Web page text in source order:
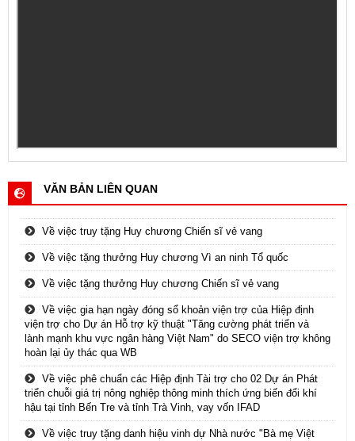
VĂN BẢN LIÊN QUAN
Về việc truy tặng Huy chương Chiến sĩ vẻ vang
Về việc tặng thưởng Huy chương Vì an ninh Tổ quốc
Về việc tặng thưởng Huy chương Chiến sĩ vẻ vang
Về việc gia hạn ngày đóng sổ khoản viện trợ của Hiệp định
viện trợ cho Dự án Hỗ trợ kỹ thuật "Tăng cường phát triển và
lành mạnh khu vực ngân hàng Việt Nam" do SECO viện trợ không
hoàn lại ủy thác qua WB
Về việc phê chuẩn các Hiệp định Tài trợ cho 02 Dự án Phát
triển chuỗi giá trị nông nghiệp thông minh thích ứng biến đổi khí
hậu tại tỉnh Bến Tre và tỉnh Trà Vinh, vay vốn IFAD
Về việc truy tặng danh hiệu vinh dự Nhà nước "Bà mẹ Việt